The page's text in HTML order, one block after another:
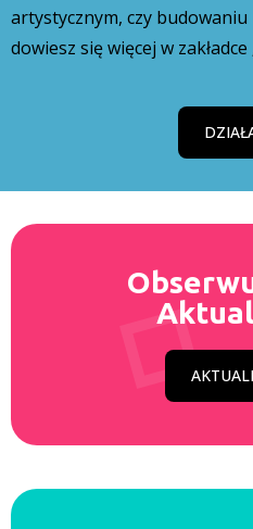
artystycznym, czy
dowiesz się więcej w zakładce